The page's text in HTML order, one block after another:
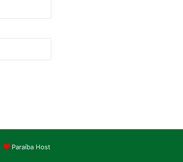
Paraíba Host